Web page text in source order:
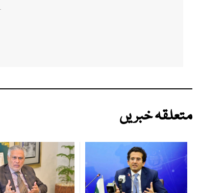
متعلقہ خبریں